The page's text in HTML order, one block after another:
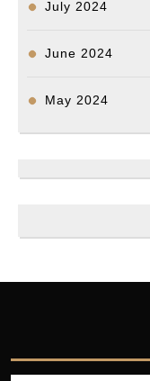
July 2024
June 2024
May 2024